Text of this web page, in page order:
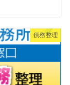
債務整理